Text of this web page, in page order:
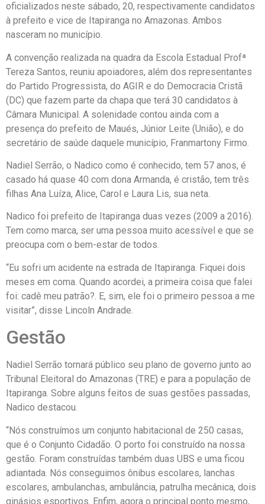
oficializados neste sábado, 20, respectivamente candidatos
à prefeito e vice de Itapiranga no Amazonas. Ambos
nasceram no município.
A convenção realizada na quadra da Escola Estadual Profª
Tereza Santos, reuniu apoiadores, além dos representantes
do Partido Progressista, do AGIR e do Democracia Cristã
(DC) que fazem parte da chapa que terá 30 candidatos à
Câmara Municipal. A solenidade contou ainda com a
presença do prefeito de Maués, Júnior Leite (União), e do
secretário de saúde daquele município, Franmartony Firmo.
Nadiel Serrão, o Nadico como é conhecido, tem 57 anos, é
casado há quase 40 com dona Armanda, é cristão, tem três
filhas Ana Luíza, Alice, Carol e Laura Lis, sua neta.
Nadico foi prefeito de Itapiranga duas vezes (2009 a 2016).
Tem como marca, ser uma pessoa muito acessível e que se
preocupa com o bem-estar de todos.
“Eu sofri um acidente na estrada de Itapiranga. Fiquei dois
meses em coma. Quando acordei, a primeira coisa que falei
foi: cadê meu patrão?. E, sim, ele foi o primeiro pessoa a me
visitar”, disse Lincoln Andrade.
Gestão
Nadiel Serrão tornará público seu plano de governo junto ao
Tribunal Eleitoral do Amazonas (TRE) e para a população de
Itapiranga. Sobre alguns feitos de suas gestões passadas,
Nadico destacou.
“Nós construímos um conjunto habitacional de 250 casas,
que é o Conjunto Cidadão. O porto foi construído na nossa
gestão. Foram construídas também duas UBS e uma ficou
adiantada. Nós conseguimos ônibus escolares, lanchas
escolares, ambulanchas, ambulância, patrulha mecânica, dois
ginásios esportivos. Enfim, agora o principal ponto mesmo,